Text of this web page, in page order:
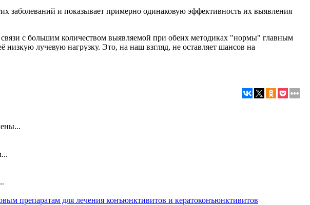
заболеваний и показывает примерно одинаковую эффективность их выявления
с большим количеством выявляемой при обеих методиках "нормы" главным
лучевую нагрузку. Это, на наш взгляд, не оставляет шансов на
препаратам для лечения конъюнктивитов и кератоконъюнктивитов